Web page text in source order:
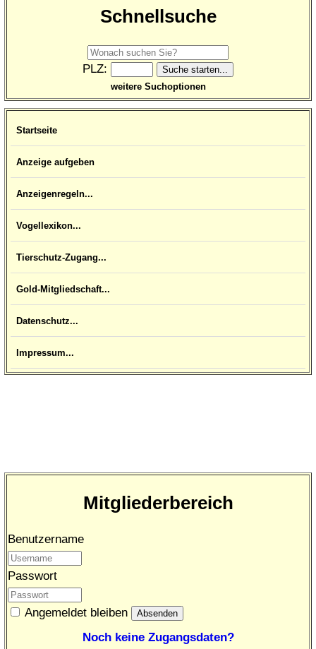
Schnellsuche
PLZ:
weitere Suchoptionen
Startseite
Anzeige aufgeben
Anzeigenregeln...
Vogellexikon...
Tierschutz-Zugang...
Gold-Mitgliedschaft...
Datenschutz...
Impressum...
Mitgliederbereich
Benutzername
Passwort
Angemeldet bleiben
Noch keine Zugangsdaten?